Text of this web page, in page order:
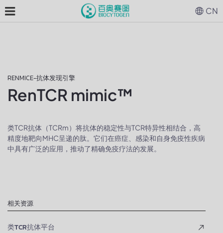
RENMICE-抗体发现引擎
RenTCR mimic™
类TCR抗体（TCRm）将抗体的稳定性与TCR特异性相结合，高
精度地靶向MHC呈递的肽。它们在癌症、感染和自身免疫性疾病
中具有广泛的应用，推动了精确免疫疗法的发展。
相关资源
类TCR抗体平台
CN